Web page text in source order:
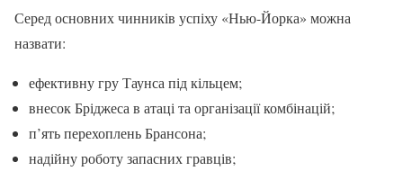
Серед основних чинників успіху «Нью-Йорка» можна
назвати:
ефективну гру Таунса під кільцем;
внесок Бріджеса в атаці та організації комбінацій;
п’ять перехоплень Брансона;
надійну роботу запасних гравців;